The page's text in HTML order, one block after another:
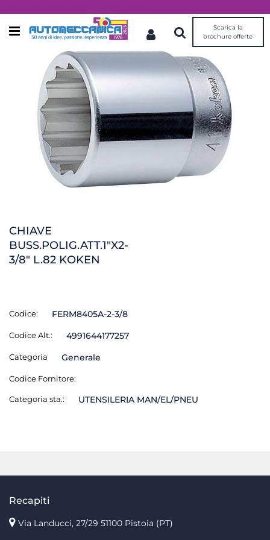
Open menu
Scarica la
brochure offerte
CHIAVE
BUSS.POLIG.ATT.1"X2-
3/8" L.82 KOKEN
Codice: FERM8405A-2-3/8
Codice Alt.: 4991644177257
Categoria Generale
Codice Fornitore:
Categoria sta.: UTENSILERIA MAN/EL/PNEU
Recapiti
Via Landucci, 27/29 51100 Pistoia (PT)